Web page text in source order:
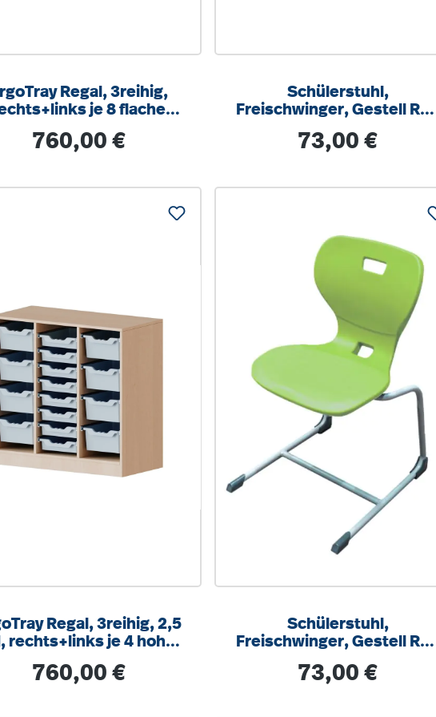
Regal, 3reihig,
je 8 flache
H/T 104,5x100x40cm
Regulärer Preis:
760,00 €
Schülerstuhl,
Freischwinger, Gestell RAL
optionalen Aufstuhlschutz
Regulärer Preis:
73,00 €
Regal, 3reihig, 2,5
rechts+links je 4 hohe,
H/T104,5x100x40cm
Regulärer Preis:
760,00 €
Schülerstuhl,
Freischwinger, Gestell RAL
integrierten Aufstuhlschutz
Regulärer Preis:
73,00 €